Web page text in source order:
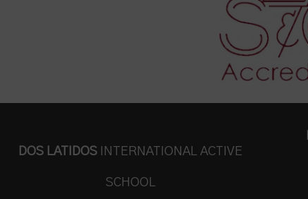
DOS LATIDOS INTERNATIONAL ACTIVE
SCHOOL